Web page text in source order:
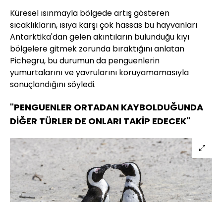
Küresel ısınmayla bölgede artış gösteren
sıcaklıkların, ısıya karşı çok hassas bu hayvanları
Antarktika'dan gelen akıntıların bulunduğu kıyı
bölgelere gitmek zorunda bıraktığını anlatan
Pichegru, bu durumun da penguenlerin
yumurtalarını ve yavrularını koruyamamasıyla
sonuçlandığını söyledi.
"PENGUENLER ORTADAN KAYBOLDUĞUNDA
DİĞER TÜRLER DE ONLARI TAKİP EDECEK"